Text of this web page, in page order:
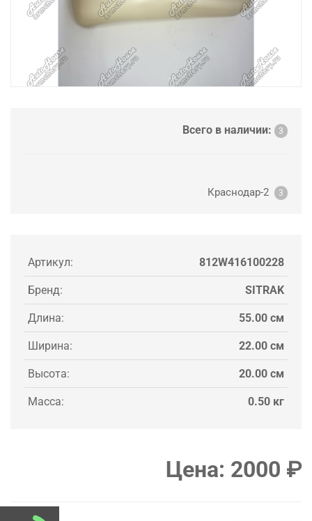
Всего в наличии: 3
Краснодар-2 3
Артикул: 812W416100228
Бренд: SITRAK
Длина: 55.00 см
Ширина: 22.00 см
Высота: 20.00 см
Масса: 0.50 кг
Цена: 2000 ₽